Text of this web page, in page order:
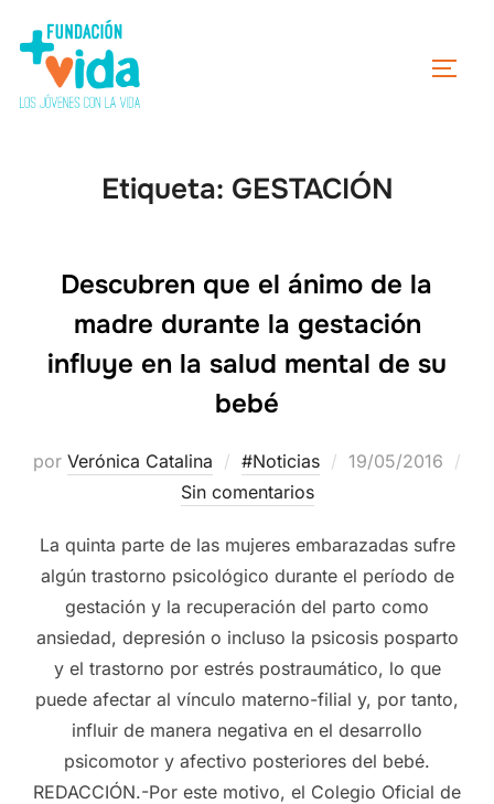
Etiqueta: GESTACIÓN
Descubren que el ánimo de la
madre durante la gestación
influye en la salud mental de su
bebé
por Verónica Catalina #Noticias
19/05/2016
Sin comentarios
La quinta parte de las mujeres embarazadas sufre
algún trastorno psicológico durante el período de
gestación y la recuperación del parto como
ansiedad, depresión o incluso la psicosis posparto
y el trastorno por estrés postraumático, lo que
puede afectar al vínculo materno-filial y, por tanto,
influir de manera negativa en el desarrollo
psicomotor y afectivo posteriores del bebé.
REDACCIÓN.-Por este motivo, el Colegio Oficial de